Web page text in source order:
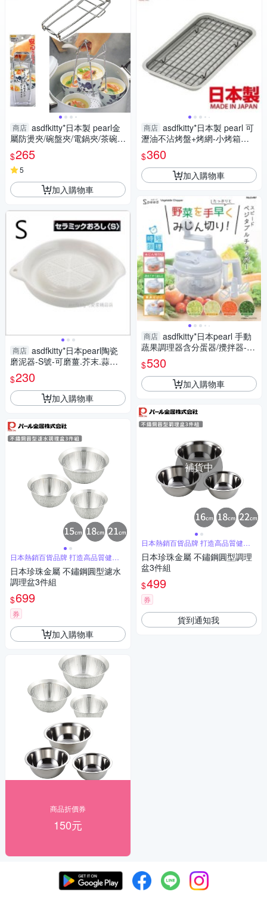
商店 asdfkitty*日本製 pearl金
屬防燙夾/碗盤夾/電鍋夾/茶碗蒸
夾
$265
5
加入購物車
商店 asdfkitty*日本pearl陶瓷
磨泥器-S號-可磨薑.芥末.蒜頭.
蘿蔔.蕃茄.巧克力.蘋果...等-日
本正版
$230
加入購物車
日本熱銷百貨品牌 打造高品質健康
生活
日本珍珠金屬 不鏽鋼圓型濾水
調理盆3件組
$699
券
加入購物車
商品折價券
150元
商店 asdfkitty*日本製 pearl 可
瀝油不沾烤盤+烤網-小烤箱適
用-日本正版商品
$360
加入購物車
商店 asdfkitty*日本pearl 手動
蔬果調理器含分蛋器/攪拌器-可
切蔬果.打沙拉醬-日本正版商品
$530
加入購物車
補貨中
日本熱銷百貨品牌 打造高品質健康
生活
日本珍珠金屬 不鏽鋼圓型調理
盆3件組
$499
券
貨到通知我